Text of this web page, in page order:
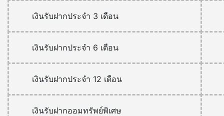
เงินรับฝากประจำ 3 เดือน
เงินรับฝากประจำ 6 เดือน
เงินรับฝากประจำ 12 เดือน
เงินรับฝากออมทรัพย์พิเศษ